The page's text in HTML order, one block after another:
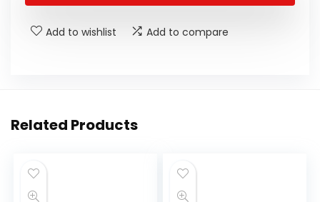
Add to wishlist Add to compare
Related Products